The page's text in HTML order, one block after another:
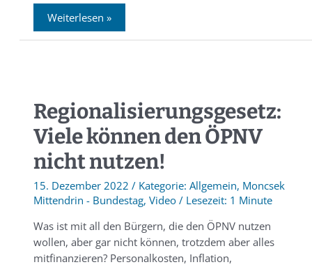
Weiterlesen »
Regionalisierungsgesetz:
Viele können den ÖPNV
nicht nutzen!
15. Dezember 2022 / Allgemein, Moncsek
Mittendrin - Bundestag, Video/
1 Minute
Was ist mit all den Bürgern, die den ÖPNV nutzen
wollen, aber gar nicht können, trotzdem aber alles
mitfinanzieren? Personalkosten, Inflation,